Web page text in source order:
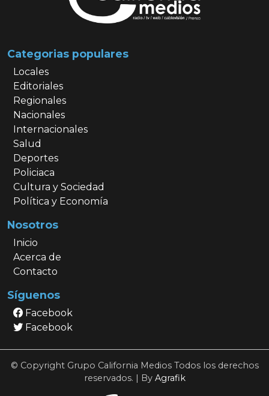
Categorias populares
Locales
Editoriales
Regionales
Nacionales
Internacionales
Salud
Deportes
Policiaca
Cultura y Sociedad
Política y Economía
Nosotros
Inicio
Acerca de
Contacto
Síguenos
Facebook
Facebook
© Copyright Grupo California Medios Todos los derechos
reservados. | By Agrafik